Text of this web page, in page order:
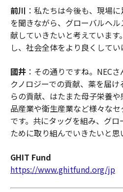
前川 ：私たちは今後も、現場
を聞きながら、グローバルヘ
献していきたいと考えていま
し、社会全体をより良くしてい
國井：その通りですね。NEC
クノロジーでの貢献、薬を届
らの貢献、はたまた母子栄養
品産業や衛生産業など様々な
です。共にタッグを組み、グ
ために取り組んでいきたいと思
GHIT Fund
https://www.ghitfund.org/jp